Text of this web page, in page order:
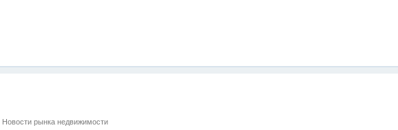
Новости рынка недвижимости